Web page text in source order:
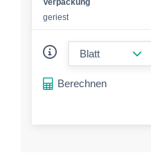
Verpackung
geriest
Berechnen